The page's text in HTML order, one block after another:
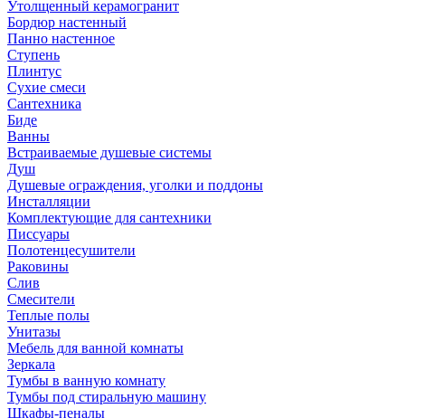
Утолщенный керамогранит
Бордюр настенный
Панно настенное
Ступень
Плинтус
Сухие смеси
Сантехника
Биде
Ванны
Встраиваемые душевые системы
Душ
Душевые ограждения, уголки и поддоны
Инсталляции
Комплектующие для сантехники
Писсуары
Полотенцесушители
Раковины
Слив
Смесители
Теплые полы
Унитазы
Мебель для ванной комнаты
Зеркала
Тумбы в ванную комнату
Тумбы под стиральную машину
Шкафы-пеналы